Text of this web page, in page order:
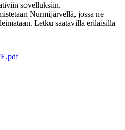
sovelluksiin.
Nurmijärvellä, jossa ne
Letku saatavilla erilaisilla